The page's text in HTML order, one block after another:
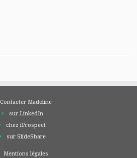
Contacter Madeline
sur LinkedIn
chez iProspect
sur SlideShare
Mentions légales